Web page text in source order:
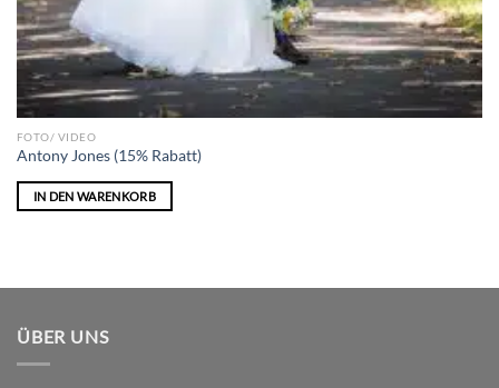
FOTO/ VIDEO
Antony Jones (15% Rabatt)
IN DEN WARENKORB
ÜBER UNS